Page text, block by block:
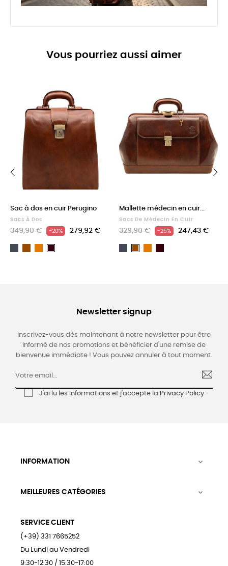
Vous pourriez aussi aimer
Sac à dos en cuir Perugino
Sacs À Dos
349,90 € -20% 279,92 €
Mallette médecin en cuir...
Sacs De Médecin En Cuir
329,90 € -25% 247,43 €
Newsletter signup
Inscrivez-vous dès maintenant à notre newsletter pour être
informé de nos promotions et bénéficier d'une remise de
bienvenue immédiate ! Vous pouvez annuler à tout moment.
J'ai lu les informations et j'accepte la Privacy Policy
INFORMATION 
MEILLEURES CATÉGORIES 
SERVICE CLIENT
(+39) 331 7665252
Du Lundi au Vendredi
9:30-12:30 / 15:30-17:00